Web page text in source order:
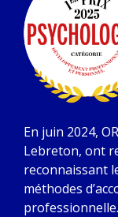
En juin 2024,
Lebreton, ont
reconnaissant
méthodes
professionnelle.